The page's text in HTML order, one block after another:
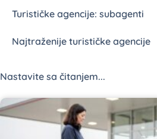
Turističke agencije: subagenti
Najtraženije turističke agencije
Nastavite sa čitanjem...